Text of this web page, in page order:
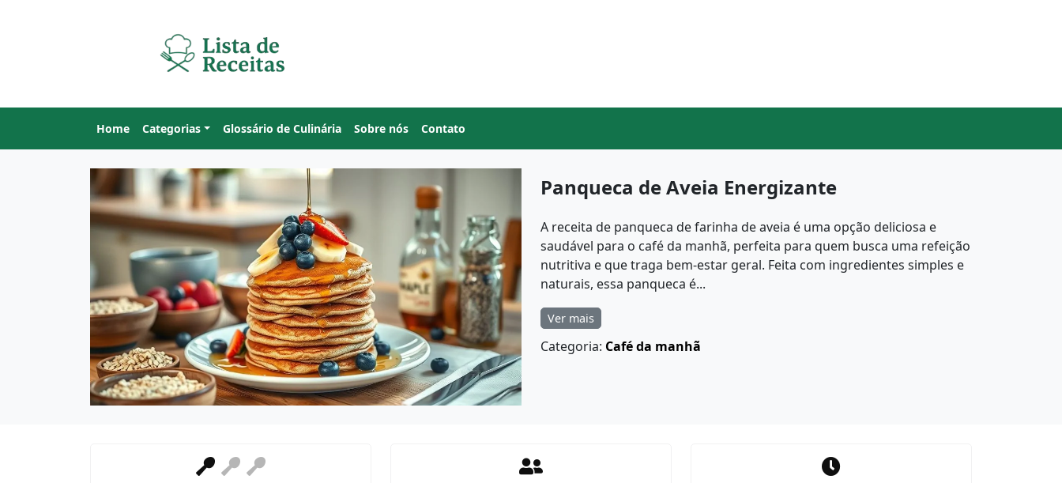
Home Categorias Glossário de Culinária Sobre nós Contato
Panqueca de Aveia Energizante
A receita de panqueca de farinha de aveia é uma opção deliciosa e
saudável para o café da manhã, perfeita para quem busca uma refeição
nutritiva e que traga bem-estar geral. Feita com ingredientes simples e
naturais, essa panqueca é...
Ver mais
Categoria: Café da manhã